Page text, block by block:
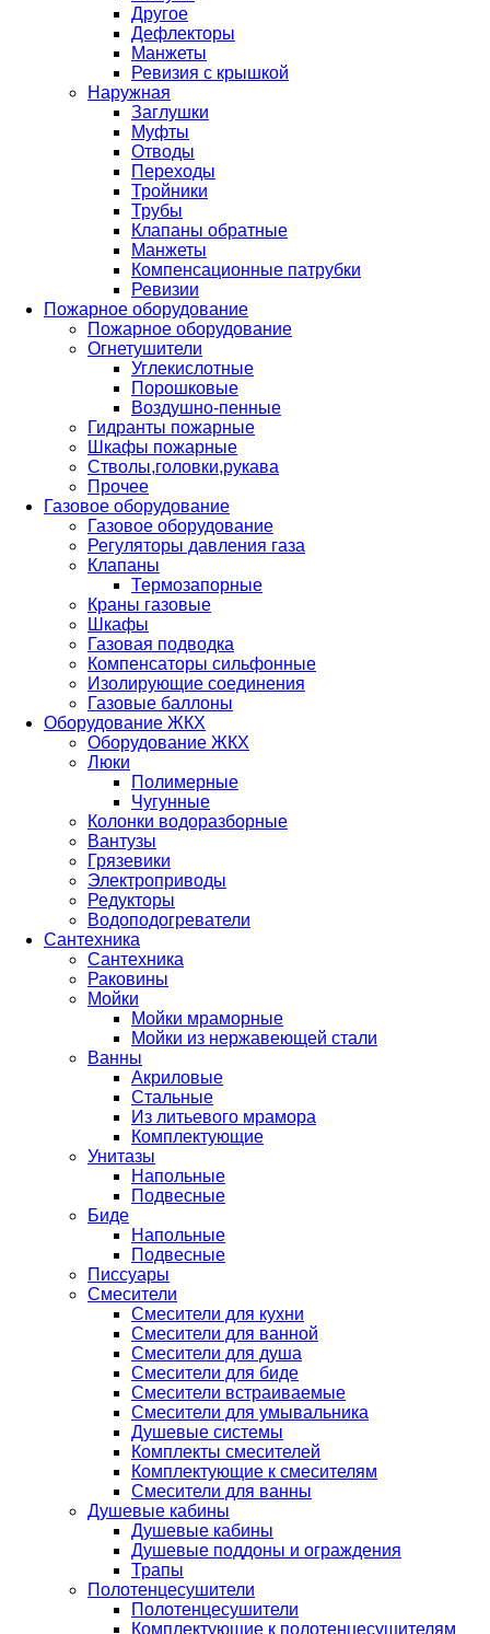
Другое
Дефлекторы
Манжеты
Ревизия с крышкой
Наружная
Заглушки
Муфты
Отводы
Переходы
Тройники
Трубы
Клапаны обратные
Манжеты
Компенсационные патрубки
Ревизии
Пожарное оборудование
Пожарное оборудование
Огнетушители
Углекислотные
Порошковые
Воздушно-пенные
Гидранты пожарные
Шкафы пожарные
Стволы,головки,рукава
Прочее
Газовое оборудование
Газовое оборудование
Регуляторы давления газа
Клапаны
Термозапорные
Краны газовые
Шкафы
Газовая подводка
Компенсаторы сильфонные
Изолирующие соединения
Газовые баллоны
Оборудование ЖКХ
Оборудование ЖКХ
Люки
Полимерные
Чугунные
Колонки водоразборные
Вантузы
Грязевики
Электроприводы
Редукторы
Водоподогреватели
Сантехника
Сантехника
Раковины
Мойки
Мойки мраморные
Мойки из нержавеющей стали
Ванны
Акриловые
Стальные
Из литьевого мрамора
Комплектующие
Унитазы
Напольные
Подвесные
Биде
Напольные
Подвесные
Писсуары
Смесители
Смесители для кухни
Смесители для ванной
Смесители для душа
Смесители для биде
Смесители встраиваемые
Смесители для умывальника
Душевые системы
Комплекты смесителей
Комплектующие к смесителям
Смесители для ванны
Душевые кабины
Душевые кабины
Душевые поддоны и ограждения
Трапы
Полотенцесушители
Полотенцесушители
Комплектующие к полотенцесушителям